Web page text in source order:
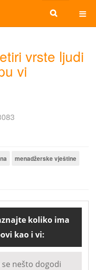
vrste ljudi
vi
menadžerske vještine
koliko ima
kao i vi:
nešto dogodi